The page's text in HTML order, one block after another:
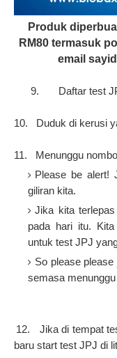
Produk
RM80 termasuk
email
9.
Daftar test
10. Duduk di kerusi
11.
Menunggu
Please be alert!
giliran kita.
Jika kita
pada hari itu.
untuk test JPJ
So please
semasa
12.
Jika di tempat
baru start test JPJ di